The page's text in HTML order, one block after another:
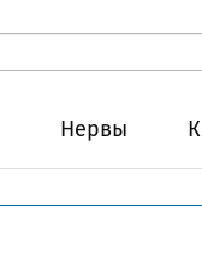
Нервы